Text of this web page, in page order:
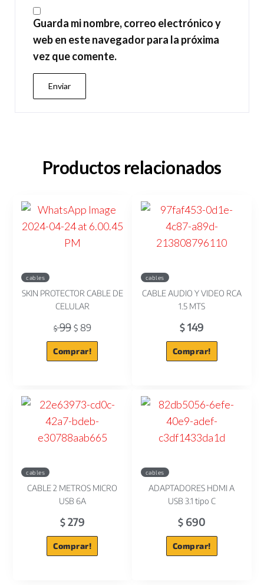
Guarda mi nombre, correo electrónico y
web en este navegador para la próxima
vez que comente.
Productos relacionados
cables
SKIN PROTECTOR CABLE DE
CELULAR
$99 $89
Comprar!
cables
CABLE AUDIO Y VIDEO RCA
1.5 MTS
$149
Comprar!
cables
CABLE 2 METROS MICRO
USB 6A
$279
Comprar!
cables
ADAPTADORES HDMI A
USB 3.1 tipo C
$690
Comprar!